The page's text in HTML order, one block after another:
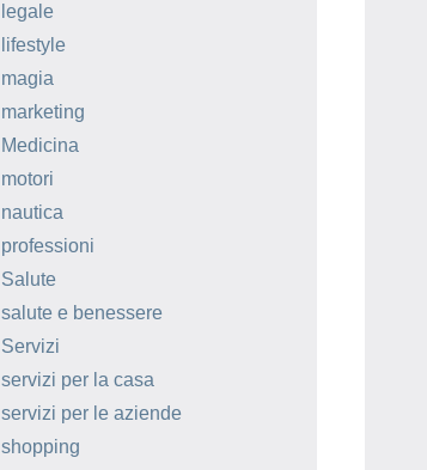
legale
lifestyle
magia
marketing
Medicina
motori
nautica
professioni
Salute
salute e benessere
Servizi
servizi per la casa
servizi per le aziende
shopping